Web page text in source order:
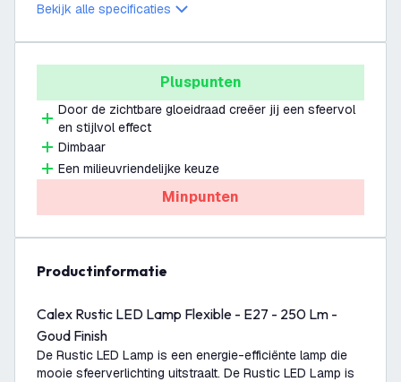
Bekijk alle specificaties
Pluspunten
Door de zichtbare gloeidraad creëer jij een sfeervol
en stijlvol effect
Dimbaar
Een milieuvriendelijke keuze
Minpunten
productinformatie
Calex Rustic LED Lamp Flexible - E27 - 250 Lm -
Goud Finish
De Rustic LED Lamp is een energie-efficiënte lamp die
mooie sfeerverlichting uitstraalt. De Rustic LED Lamp is